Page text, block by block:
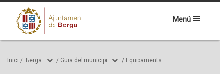
Menú
Inici / Berga / Guia del municipi / Equipaments